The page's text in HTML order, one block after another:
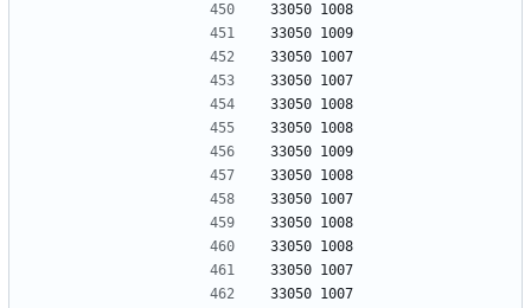
33050 1008
33050 1009
33050 1007
33050 1007
33050 1008
33050 1008
33050 1009
33050 1008
33050 1007
33050 1008
33050 1008
33050 1007
33050 1007